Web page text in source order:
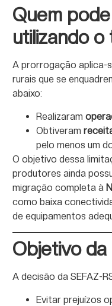
Quem
utilizando
A prorrogação aplica-
rurais que se
abaixo:
Realizaram
Obtiveram
pelo menos um
O objetivo dessa
produtores ainda
migração completa à
como baixa
de equipamentos
Objetivo da
A decisão da SEFAZ-
Evitar prejuízos